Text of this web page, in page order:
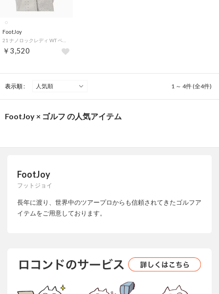
FootJoy
￥3,520
表示順 : 1 ～ 4件 (全4件)
FootJoy × ゴルフ の人気アイテム
FootJoy
フットジョイ
長年に渡り、世界中のツアープロからも信頼されてきたゴルフア
イテムをご用意しております。